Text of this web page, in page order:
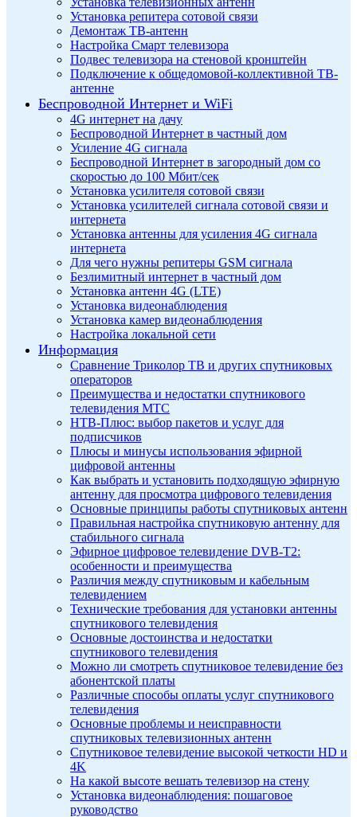
Установка репитера сотовой связи
Демонтаж ТВ-антенн
Настройка Смарт телевизора
Подвес телевизора на стеновой кронштейн
Подключение к общедомовой-коллективной ТВ-
антенне
Беспроводной Интернет и WiFi
4G интернет на дачу
Беспроводной Интернет в частный дом
Усиление 4G сигнала
Беспроводной Интернет в загородный дом со
скоростью до 100 Мбит/сек
Установка усилителя сотовой связи
Установка усилителей сигнала сотовой связи и
интернета
Установка антенны для усиления 4G сигнала
интернета
Для чего нужны репитеры GSM сигнала
Безлимитный интернет в частный дом
Установка антенн 4G (LTE)
Установка видеонаблюдения
Установка камер видеонаблюдения
Настройка локальной сети
Информация
Сравнение Триколор ТВ и других спутниковых
операторов
Преимущества и недостатки спутникового
телевидения МТС
НТВ-Плюс: выбор пакетов и услуг для
подписчиков
Плюсы и минусы использования эфирной
цифровой антенны
Как выбрать и установить подходящую эфирную
антенну для просмотра цифрового телевидения
Основные принципы работы спутниковых антенн
Правильная настройка спутниковую антенну для
стабильного сигнала
Эфирное цифровое телевидение DVB-T2:
особенности и преимущества
Различия между спутниковым и кабельным
телевидением
Технические требования для установки антенны
спутникового телевидения
Основные достоинства и недостатки
спутникового телевидения
Можно ли смотреть спутниковое телевидение без
абонентской платы
Различные способы оплаты услуг спутникового
телевидения
Основные проблемы и неисправности
спутниковых телевизионных антенн
Спутниковое телевидение высокой четкости HD и
4K
На какой высоте вешать телевизор на стену
Установка видеонаблюдения: пошаговое
руководство